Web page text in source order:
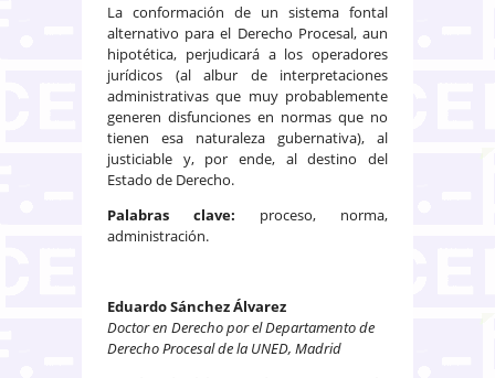
La conformación de un sistema fontal
alternativo para el Derecho Procesal, aun
hipotética, perjudicará a los operadores
jurídicos (al albur de interpretaciones
administrativas que muy probablemente
generen disfunciones en normas que no
tienen esa naturaleza gubernativa), al
justiciable y, por ende, al destino del
Estado de Derecho.
Palabras clave: proceso, norma,
administración.
Eduardo Sánchez Álvarez
Doctor en Derecho por el Departamento de
Derecho Procesal de la UNED, Madrid